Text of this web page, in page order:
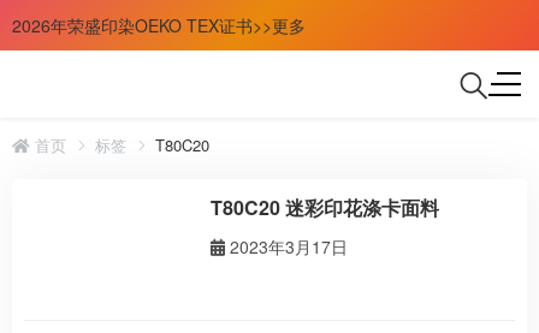
2026年荣盛印染OEKO TEX证书>>更多
首页 标签 T80C20
T80C20 迷彩印花涤卡面料
2023年3月17日